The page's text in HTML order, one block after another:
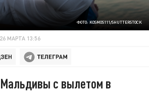
ФОТО: KOSMOS111/SHUTTERSTOCK
26 МАРТА 13:56
с вылетом в